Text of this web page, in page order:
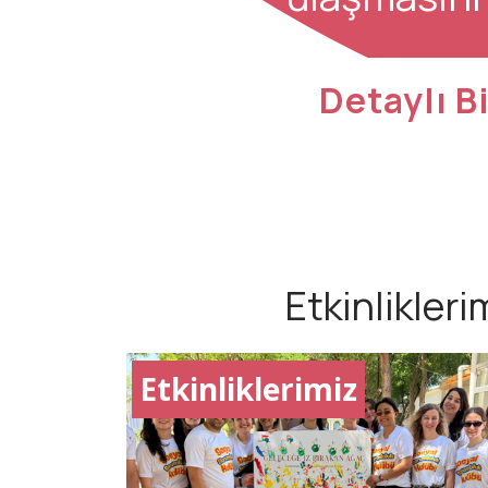
yetkinlikler
Detaylı
Etkinliklerimiz